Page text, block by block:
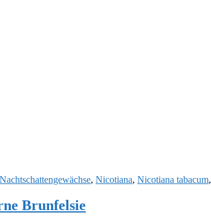
Nachtschattengewächse, Nicotiana, Nicotiana tabacum,
Brunfelsie